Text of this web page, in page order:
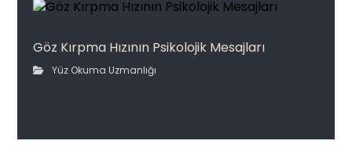
Göz Kırpma Hızının Psikolojik Mesajları
Yüz Okuma Uzmanlığı